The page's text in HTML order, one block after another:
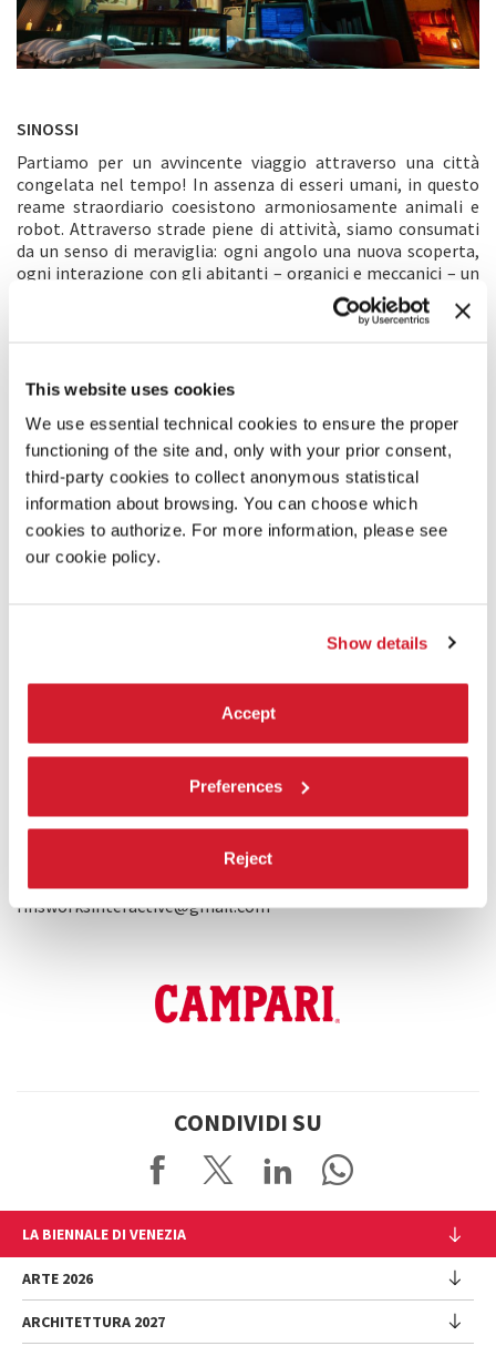
This website uses cookies
We use essential technical cookies to ensure the proper
functioning of the site and, only with your prior consent,
third-party cookies to collect anonymous statistical
information about browsing. You can choose which
cookies to authorize. For more information, please see
our cookie policy.
Show details
Accept
Preferences
Reject
SINOSSI
Partiamo per un avvincente viaggio attraverso una città
congelata nel tempo! In assenza di esseri umani, in questo
reame straordiario coesistono armoniosamente animali e
robot. Attraverso strade piene di attività, siamo consumati
da un senso di meraviglia: ogni angolo una nuova scoperta,
ogni interazione con gli abitanti – organici e meccanici – un
Complex 7si svolge in un ambiente post-apocalittico, ed è
mi ha ispirato a diventare ciò che sono: artista delle luci e
artista 3D. Nonostante possibili ostacoli dovuti a difficoltà e
limitazioni tecniche, il mio desiderio è che questo progetto
trasporti i partecipanti in un altro mondo, anche se per poco
tempo, e li immerga nella sua ricca tessitura narrativa.
PRODUZIONE/DISTRIBUZIONE
PRODUZIONE: Finsworks Interactive
finsworksinteractive@gmail.com
UFFICIO STAMPA: Finsworks Interactive
Las Vegas, United States of America
finsworksinteractive@gmail.com
CONDIVIDI SU
LA BIENNALE DI VENEZIA
L'Istituzione
Cariche istituzionali
Storia
ARTE 2026
Esposizione
ARCHITETTURA 2027